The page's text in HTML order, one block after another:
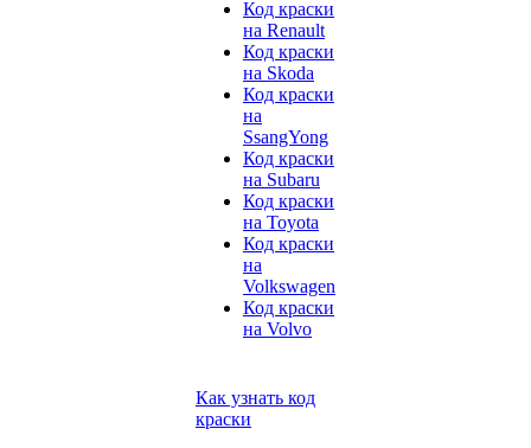
Код краски
на Renault
Код краски
на Skoda
Код краски
на
SsangYong
Код краски
на Subaru
Код краски
на Toyota
Код краски
на
Volkswagen
Код краски
на Volvo
Как узнать код
краски